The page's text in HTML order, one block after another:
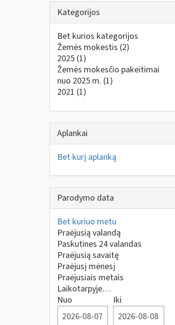
Kategorijos
Bet kurios kategorijos
Žemės mokestis (2)
2025 (1)
Žemės mokesčio pakeitimai
nuo 2025 m. (1)
2021 (1)
Aplankai
Bet kurį aplanką
Parodymo data
Bet kuriuo metu
Praėjusią valandą
Paskutines 24 valandas
Praėjusią savaitę
Praėjusį mėnesį
Praėjusiais metais
Laikotarpyje…
Nuo
Iki